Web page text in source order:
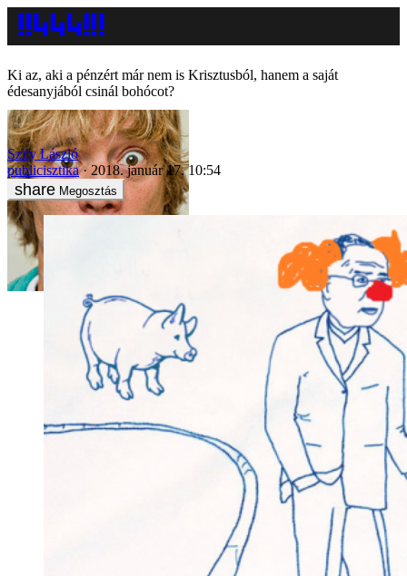
Ki az, aki a pénzért már nem is Krisztusból, hanem a saját
édesanyjából csinál bohócot?
Szily László
publicisztika
2018. január 17. 10:54
Megosztás